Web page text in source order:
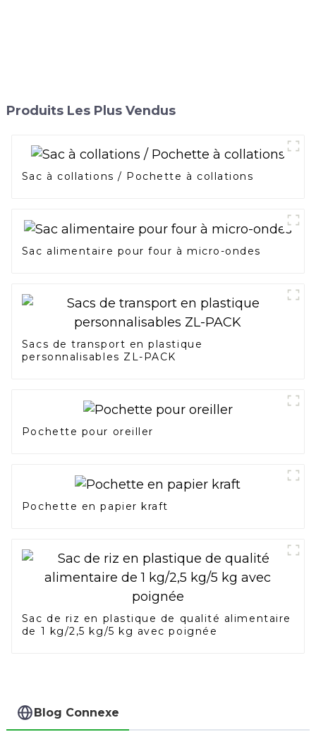
Produits Les Plus Vendus
Sac à collations / Pochette à collations
Sac alimentaire pour four à micro-ondes
Sacs de transport en plastique
personnalisables ZL-PACK
Pochette pour oreiller
Pochette en papier kraft
Sac de riz en plastique de qualité alimentaire
de 1 kg/2,5 kg/5 kg avec poignée
Blog Connexe